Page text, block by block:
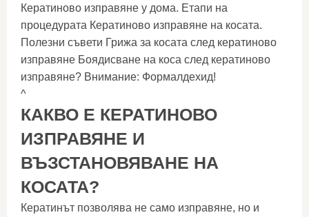
Кератиново изправяне у дома. Етапи на
процедурата Кератиново изправяне на косата.
Полезни съвети Грижа за косата след кератиново
изправяне Боядисване на коса след кератиново
изправяне? Внимание: Формалдехид!
^
КАКВО Е КЕРАТИНОВО
ИЗПРАВЯНЕ И
ВЪЗСТАНОВЯВАНЕ НА
КОСАТА?
Кератинът позволява не само изправяне, но и